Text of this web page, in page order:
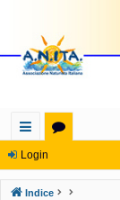
oll
eg
u
Login
Indice